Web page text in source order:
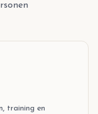
training en